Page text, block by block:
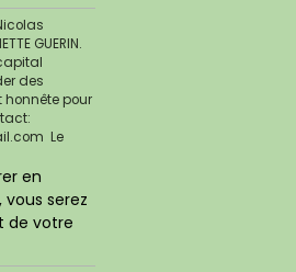
GUERIN.
des
honnête pour
Le
en
serez
de votre